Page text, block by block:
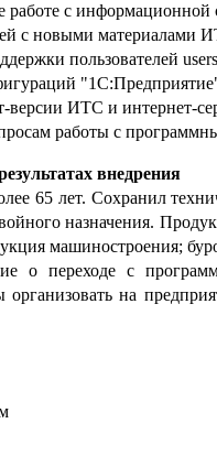
работе с
с новыми
пользователей
версии ИТС и интернет-
работы с
внедрения
65 лет. Сохранил
назначения.
машиностроения;
о переходе с
на